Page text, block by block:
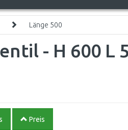
Länge 500
- H 600 L
Preis